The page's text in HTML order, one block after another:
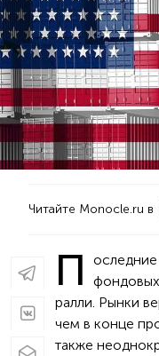
Читайте Monocle.ru в
П
оследние
ралли. Рынки
чем в конце
также